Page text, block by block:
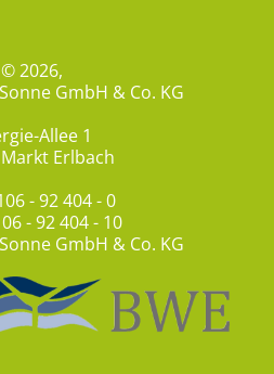
© 2026,
GmbH & Co. KG
Allee 1
Erlbach
- 92 404 - 0
- 92 404 - 10
GmbH & Co. KG